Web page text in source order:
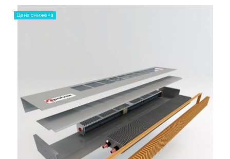
Цена снижена